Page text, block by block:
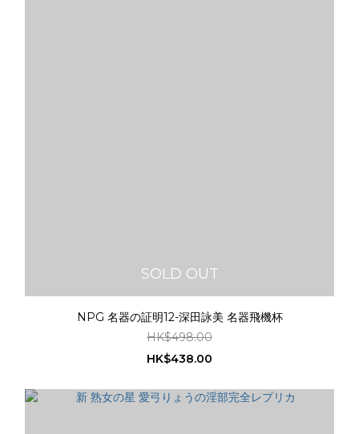
SOLD OUT
NPG 名器の証明12-深田詠美 名器飛機杯
HK$498.00
HK$438.00